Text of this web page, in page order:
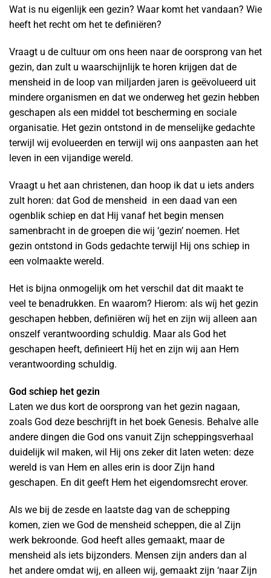
Wat is nu eigenlijk een gezin? Waar komt het vandaan? Wie
heeft het recht om het te definiëren?
Vraagt u de cultuur om ons heen naar de oorsprong van het
gezin, dan zult u waarschijnlijk te horen krijgen dat de
mensheid in de loop van miljarden jaren is geëvolueerd uit
mindere organismen en dat we onderweg het gezin hebben
geschapen als een middel tot bescherming en sociale
organisatie. Het gezin ontstond in de menselijke gedachte
terwijl wij evolueerden en terwijl wij ons aanpasten aan het
leven in een vijandige wereld.
Vraagt u het aan christenen, dan hoop ik dat u iets anders
zult horen: dat God de mensheid in een daad van een
ogenblik schiep en dat Hij vanaf het begin mensen
samenbracht in de groepen die wij ‘gezin’ noemen. Het
gezin ontstond in Gods gedachte terwijl Hij ons schiep in
een volmaakte wereld.
Het is bijna onmogelijk om het verschil dat dit maakt te
veel te benadrukken. En waarom? Hierom: als wíj het gezin
geschapen hebben, definiëren wíj het en zijn wij alleen aan
onszelf verantwoording schuldig. Maar als God het
geschapen heeft, definieert Híj het en zijn wij aan Hem
verantwoording schuldig.
God schiep het gezin
Laten we dus kort de oorsprong van het gezin nagaan,
zoals God deze beschrijft in het boek Genesis. Behalve alle
andere dingen die God ons vanuit Zijn scheppingsverhaal
duidelijk wil maken, wil Hij ons zeker dit laten weten: deze
wereld is van Hem en alles erin is door Zijn hand
geschapen. En dit geeft Hem het eigendomsrecht erover.
Als we bij de zesde en laatste dag van de schepping
komen, zien we God de mensheid scheppen, die al Zijn
werk bekroonde. God heeft alles gemaakt, maar de
mensheid als iets bijzonders. Mensen zijn anders dan al
het andere omdat wij, en alleen wij, gemaakt zijn ‘naar Zijn